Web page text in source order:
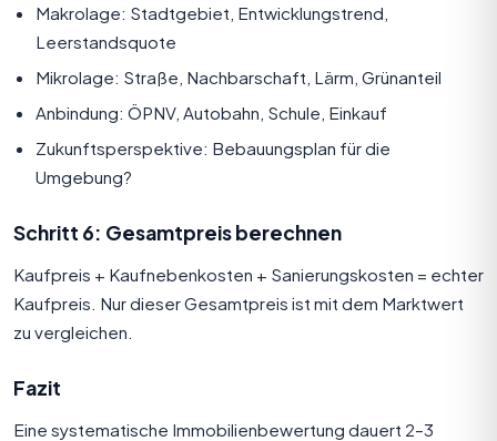
Makrolage: Stadtgebiet, Entwicklungstrend,
Leerstandsquote
Mikrolage: Straße, Nachbarschaft, Lärm, Grünanteil
Anbindung: ÖPNV, Autobahn, Schule, Einkauf
Zukunftsperspektive: Bebauungsplan für die
Umgebung?
Schritt 6: Gesamtpreis berechnen
Kaufpreis + Kaufnebenkosten + Sanierungskosten = echter
Kaufpreis. Nur dieser Gesamtpreis ist mit dem Marktwert
zu vergleichen.
Fazit
Eine systematische Immobilienbewertung dauert 2–3